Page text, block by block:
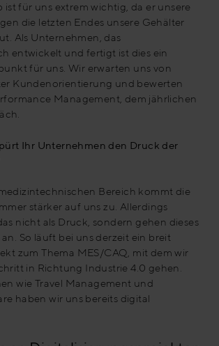
ist für uns extrem wichtig, da er unsere
die letzten Endes unsere Gehälter
Als Unternehmen, das
entwickelt und fertigt ist dies ein
für uns. Wir erwarten uns von
Kundenorientierung und bewerten
Management, dem jährlichen
Ihr Unternehmen den Druck der
Bereich kommt die
stärker auf uns zu. Allerdings
nicht als Druck, sondern gehen dieses
So läuft bei uns derzeit ein breit
zum Thema MES/CAQ, mit dem wir
in Richtung Industrie 4.0 gehen.
wie Travel Management und
haben wir uns bereits digital